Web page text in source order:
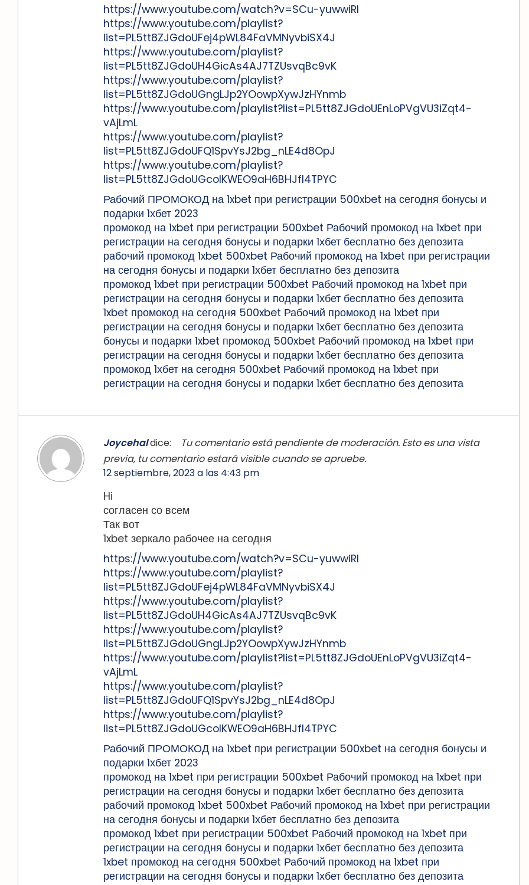
https://www.youtube.com/watch?v=SCu-yuwwiRI
https://www.youtube.com/playlist?
list=PL5tt8ZJGdoUFej4pWL84FaVMNyvbiSX4J
https://www.youtube.com/playlist?
list=PL5tt8ZJGdoUH4GicAs4AJ7TZUsvqBc9vK
https://www.youtube.com/playlist?
list=PL5tt8ZJGdoUGngLJp2YOowpXywJzHYnmb
https://www.youtube.com/playlist?list=PL5tt8ZJGdoUEnLoPVgVU3iZqt4-
vAjLmL
https://www.youtube.com/playlist?
list=PL5tt8ZJGdoUFQ1SpvYsJ2bg_nLE4d8OpJ
https://www.youtube.com/playlist?
list=PL5tt8ZJGdoUGcolKWEO9aH6BHJfl4TPYC
Рабочий ПРОМОКОД на 1xbet при регистрации 500xbet на сегодня бонусы и
подарки 1хбет 2023
промокод на 1xbet при регистрации 500xbet Рабочий промокод на 1xbet при
регистрации на сегодня бонусы и подарки 1хбет бесплатно без депозита
рабочий промокод 1xbet 500xbet Рабочий промокод на 1xbet при регистрации
на сегодня бонусы и подарки 1хбет бесплатно без депозита
промокод 1xbet при регистрации 500xbet Рабочий промокод на 1xbet при
регистрации на сегодня бонусы и подарки 1хбет бесплатно без депозита
1xbet промокод на сегодня 500xbet Рабочий промокод на 1xbet при
регистрации на сегодня бонусы и подарки 1хбет бесплатно без депозита
бонусы и подарки 1xbet промокод 500xbet Рабочий промокод на 1xbet при
регистрации на сегодня бонусы и подарки 1хбет бесплатно без депозита
промокод 1хбет на сегодня 500xbet Рабочий промокод на 1xbet при
регистрации на сегодня бонусы и подарки 1хбет бесплатно без депозита
Joycehaldice:
Tu comentario está pendiente de moderación. Esto es una vista
previa, tu comentario estará visible cuando se apruebe.
12 septiembre, 2023 a las 4:43 pm
Hi
согласен со всем
Так вот
1xbet зеркало рабочее на сегодня
https://www.youtube.com/watch?v=SCu-yuwwiRI
https://www.youtube.com/playlist?
list=PL5tt8ZJGdoUFej4pWL84FaVMNyvbiSX4J
https://www.youtube.com/playlist?
list=PL5tt8ZJGdoUH4GicAs4AJ7TZUsvqBc9vK
https://www.youtube.com/playlist?
list=PL5tt8ZJGdoUGngLJp2YOowpXywJzHYnmb
https://www.youtube.com/playlist?list=PL5tt8ZJGdoUEnLoPVgVU3iZqt4-
vAjLmL
https://www.youtube.com/playlist?
list=PL5tt8ZJGdoUFQ1SpvYsJ2bg_nLE4d8OpJ
https://www.youtube.com/playlist?
list=PL5tt8ZJGdoUGcolKWEO9aH6BHJfl4TPYC
Рабочий ПРОМОКОД на 1xbet при регистрации 500xbet на сегодня бонусы и
подарки 1хбет 2023
промокод на 1xbet при регистрации 500xbet Рабочий промокод на 1xbet при
регистрации на сегодня бонусы и подарки 1хбет бесплатно без депозита
рабочий промокод 1xbet 500xbet Рабочий промокод на 1xbet при регистрации
на сегодня бонусы и подарки 1хбет бесплатно без депозита
промокод 1xbet при регистрации 500xbet Рабочий промокод на 1xbet при
регистрации на сегодня бонусы и подарки 1хбет бесплатно без депозита
1xbet промокод на сегодня 500xbet Рабочий промокод на 1xbet при
регистрации на сегодня бонусы и подарки 1хбет бесплатно без депозита